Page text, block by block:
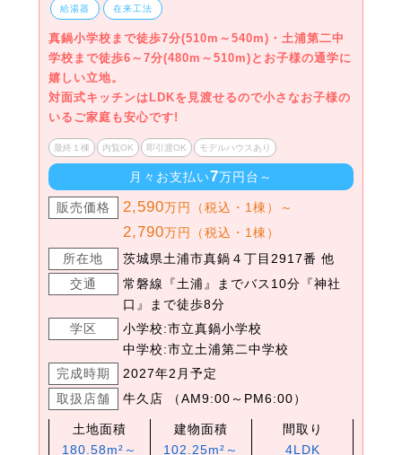
給湯器 在来工法
真鍋小学校まで徒歩7分(510m～540m)・土浦第二中
学校まで徒歩6～7分(480m～510m)とお子様の通学に
嬉しい立地。
対面式キッチンはLDKを見渡せるので小さなお子様の
いるご家庭も安心です!
最終１棟 内覧OK 即引渡OK モデルハウスあり
月々お支払い7万円台～
販売価格 2,590万円（税込・1棟）～
2,790万円（税込・1棟）
所在地
茨城県土浦市真鍋４丁目2917番 他
交通
常磐線『土浦』までバス10分『神社
口』まで徒歩8分
学区
小学校:市立真鍋小学校
中学校:市立土浦第二中学校
完成時期
2027年2月予定
取扱店舗
牛久店 （AM9:00～PM6:00）
土地面積
180.58m²～
建物面積
102.25m²～
間取り
4LDK